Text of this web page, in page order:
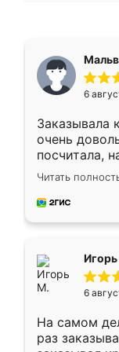
6
Заказывала
очень
посчитала,
Замерщик
делу со
за день,
Читать
6
На самом
раз